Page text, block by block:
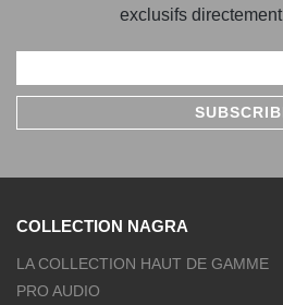
exclusifs
COLLECTION NAGRA
LA COLLECTION HAUT DE GAMME
PRO AUDIO